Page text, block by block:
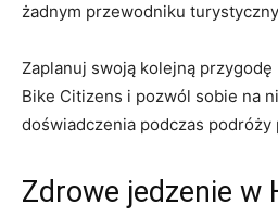
żadnym przewodniku‌
Zaplanuj swoją kolejną
Bike Citizens i pozwól sobie na
doświadczenia podczas podróży
Zdrowe jedzenie w